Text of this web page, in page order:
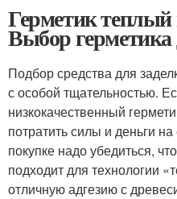
Герметик
Выбор
Подбор средства для
с особой тщательностью.
низкокачественный
потратить силы и деньги
покупке надо убедиться,
подходит для технологии
отличную адгезию с